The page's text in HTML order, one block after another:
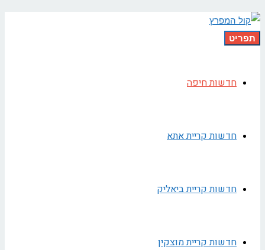
תפריט
חדשות חיפה
חדשות קריית אתא
חדשות קריית ביאליק
חדשות קריית מוצקין